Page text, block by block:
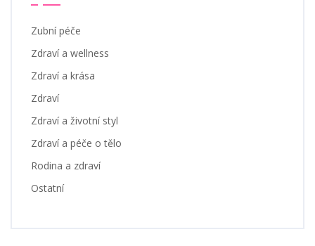
Zubní péče
Zdraví a wellness
Zdraví a krása
Zdraví
Zdraví a životní styl
Zdraví a péče o tělo
Rodina a zdraví
Ostatní